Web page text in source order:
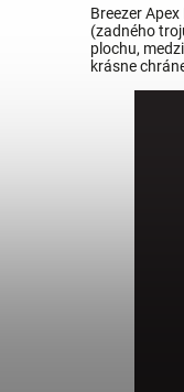
Breezer
(zadného
plochu,
krásne